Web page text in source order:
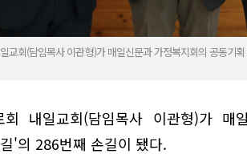
교회(담임목사 이관형)가 매일신문과 가정복지회의 공동기
회 내일교회(담임목사 이관형)가 매
'의 286번째 손길이 됐다.